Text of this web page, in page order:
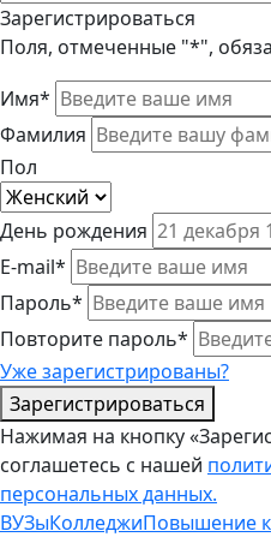
Зарегистрироваться
Поля, отмеченные "*",
Имя*
Фамилия
Пол
День рождения
E-mail*
Пароль*
Повторите пароль*
Уже зарегистрированы?
Зарегистрироваться
Нажимая на кнопку
соглашетесь с нашей
персональных данных.
ВУЗыКолледжиПовышение